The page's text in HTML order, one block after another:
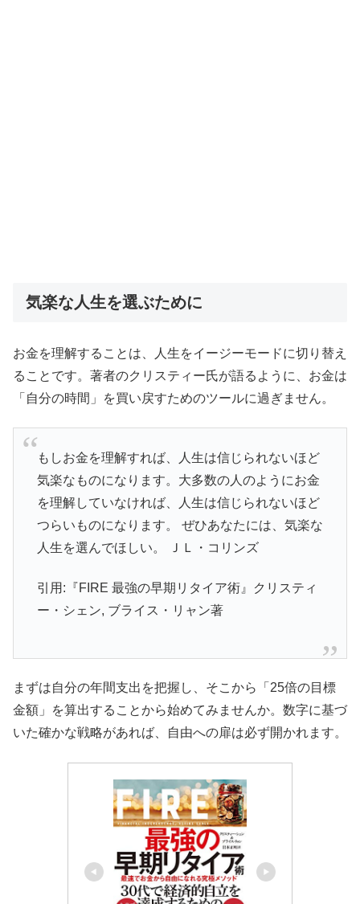
気楽な人生を選ぶために
お金を理解することは、人生をイージーモードに切り替え
ることです。著者のクリスティー氏が語るように、お金は
「自分の時間」を買い戻すためのツールに過ぎません。
もしお金を理解すれば、人生は信じられないほど
気楽なものになります。大多数の人のようにお金
を理解していなければ、人生は信じられないほど
つらいものになります。 ぜひあなたには、気楽な
人生を選んでほしい。 ＪＬ・コリンズ
引用:『FIRE 最強の早期リタイア術』クリスティ
ー・シェン, ブライス・リャン著
まずは自分の年間支出を把握し、そこから「25倍の目標
金額」を算出することから始めてみませんか。数字に基づ
いた確かな戦略があれば、自由への扉は必ず開かれます。